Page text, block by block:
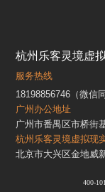
杭州乐客灵境虚
服务热线
18198856746（微信同
广州办公地址
广州市番禺区市桥街
杭州乐客灵境虚拟现
北京市大兴区金地威
400-